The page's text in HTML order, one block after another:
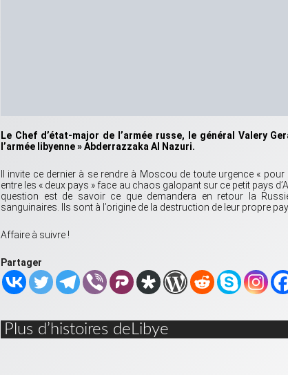
Le Chef d’état-major de l’armée russe, le général Valery
l’armée libyenne » Abderrazzaka Al Nazuri.
Il invite ce dernier à se rendre à Moscou de toute urgence «
entre les « deux pays » face au chaos galopant sur ce petit pays
question est de savoir ce que demandera en retour la
sanguinaires. Ils sont à l’origine de la destruction de leur propre
Affaire à suivre !
Partager
Plus d’histoires deLibye